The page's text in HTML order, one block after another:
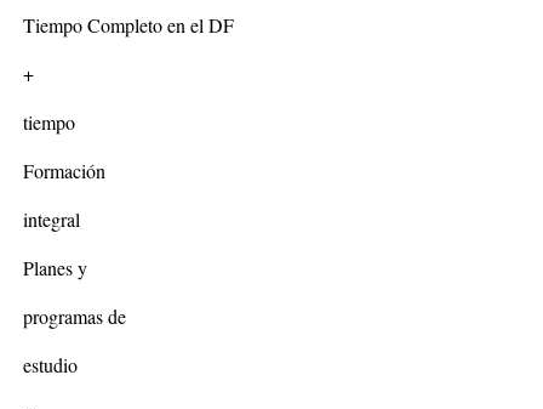
Tiempo Completo en el DF
+
tiempo
Formación
integral
Planes y
programas de
estudio